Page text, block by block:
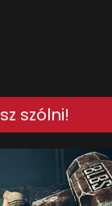
szólni!